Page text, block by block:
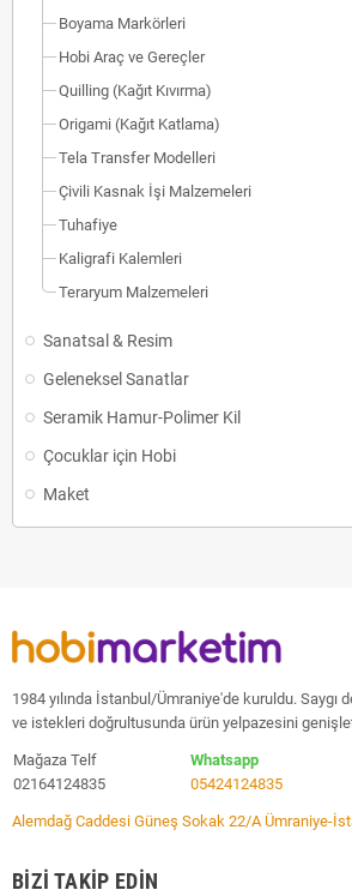
Boyama Markörleri
Hobi Araç ve Gereçler
Quilling (Kağıt Kıvırma)
Origami (Kağıt Katlama)
Tela Transfer Modelleri
Çivili Kasnak İşi Malzemeleri
Tuhafiye
Kaligrafi Kalemleri
Teraryum Malzemeleri
Sanatsal & Resim
Geleneksel Sanatlar
Seramik Hamur-Polimer Kil
Çocuklar için Hobi
Maket
1984 yılında İstanbul/Ümraniye'de kuruldu. Saygı
ve istekleri doğrultusunda ürün yelpazesini
Mağaza Telf
02164124835
Whatsapp
05424124835
Alemdağ Caddesi Güneş Sokak 22/A Ümraniye-
BIZI TAKIP EDIN